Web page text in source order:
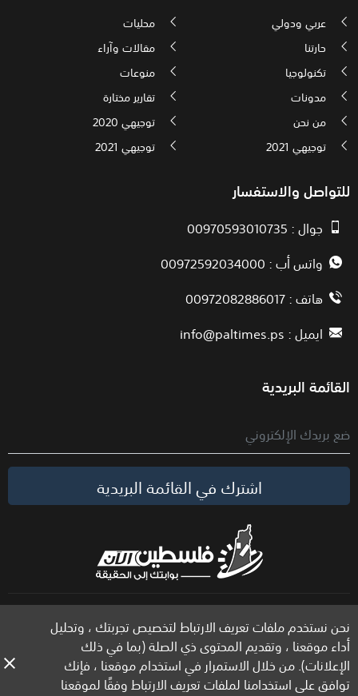
نحن نستخدم ملفات تعريف الارتباط لتخصيص تجربتك ، وتحليل
أداء موقعنا ، وتقديم المحتوى ذي الصلة (بما في ذلك
الإعلانات). من خلال الاستمرار في استخدام موقعنا ، فإنك
توافق على استخدامنا لملفات تعريف الارتباط وفقًا لموقعنا
عربي ودولي
محليات
حارتنا
مقالات وآراء
تكنولوجيا
منوعات
مدونات
تقارير مختارة
من نحن
توجيهي 2020
توجيهي 2021
توجيهي 2021
للتواصل والاستفسار
جوال : 00970593010735
واتس أب : 00972592034000
هاتف : 00972082886017
ايميل :info@paltimes.ps
القائمة البريدية
اشترك في القائمة البريدية